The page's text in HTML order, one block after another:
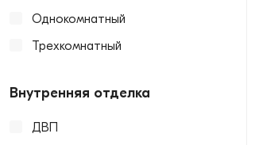
Однокомнатный
Трехкомнатный
Внутренняя отделка
ДВП